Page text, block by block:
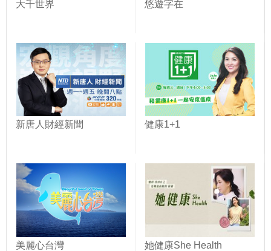
大千世界 悠遊字在
新唐人財經新聞 健康1+1
美麗心台灣 她健康She Health